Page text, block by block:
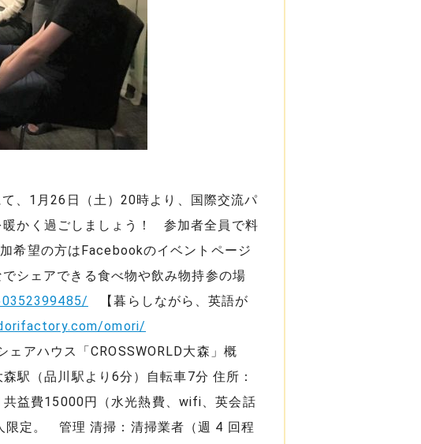
、1月26日（土）20時より、国際交流パ
かく過ごしましょう！ 参加者全員で料
希望の方はFacebookのイベントページ
シェアできる食べ物や飲み物持参の場
【暮らしながら、英語が
omori/
アハウス「CROSSWORLD大森」概
（品川駅より6分）自転車7分 住所：
益費15000円（水光熱費、wifi、英会話
定。 管理 清掃：清掃業者（週 4 回程